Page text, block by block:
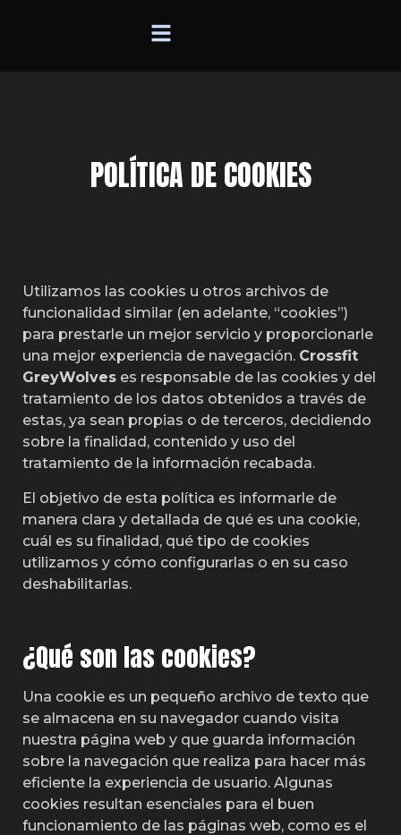
POLÍTICA DE COOKIES
Utilizamos las cookies u otros archivos de
funcionalidad similar (en adelante, “cookies”)
para prestarle un mejor servicio y proporcionarle
una mejor experiencia de navegación. Crossfit
GreyWolves es responsable de las cookies y del
tratamiento de los datos obtenidos a través de
estas, ya sean propias o de terceros, decidiendo
sobre la finalidad, contenido y uso del
tratamiento de la información recabada.
El objetivo de esta política es informarle de
manera clara y detallada de qué es una cookie,
cuál es su finalidad, qué tipo de cookies
utilizamos y cómo configurarlas o en su caso
deshabilitarlas.
¿Qué son las cookies?
Una cookie es un pequeño archivo de texto que
se almacena en su navegador cuando visita
nuestra página web y que guarda información
sobre la navegación que realiza para hacer más
eficiente la experiencia de usuario. Algunas
cookies resultan esenciales para el buen
funcionamiento de las páginas web, como es el